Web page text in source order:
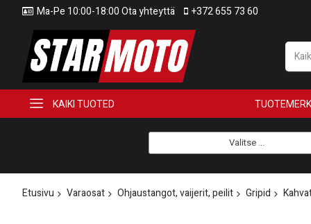
Ma-Pe 10:00-18:00 Ota yhteyttä +372 655 73 60
KAIKI TUOTED
Valitse ...
Etusivu Varaosat Ohjaustangot, vaijerit, peilit Gripid